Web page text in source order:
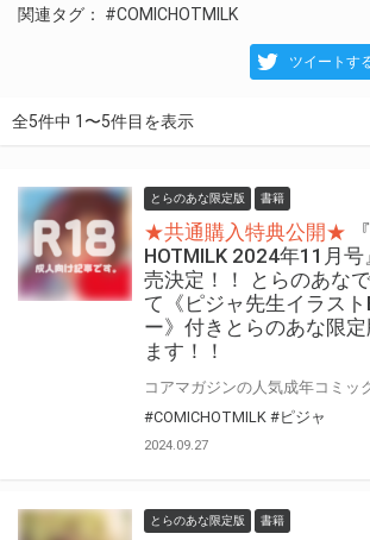
関連タグ： #COMICHOTMILK
ツイートす
全5件中 1〜5件目を表示
とらのあな限定版 書籍
★共通購入特典公開★
HOTMILK 2024年11月
売決定！！ とらのあな
て《ピジャ先生イラスト
ー》付きとらのあな限
ます！！
#COMICHOTMILK #ピジャ
2024.09.27
とらのあな限定版 書籍